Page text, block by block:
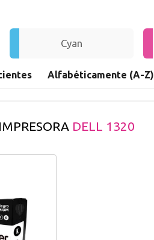
Cyan
Alfabéticamente (A-Z)
DELL 1320